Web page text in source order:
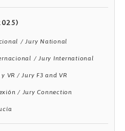
/ Jury National
/ Jury International
VR / Jury F3 and VR
/ Jury Connection